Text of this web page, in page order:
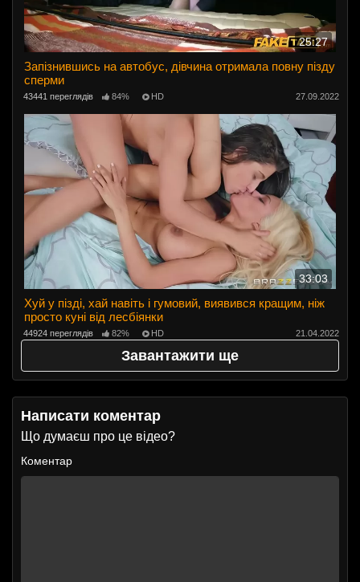
25:27
Запізнившись на автобус, дівчина отримала повну пізду
сперми
43441 переглядів 84% HD 27.09.2022
33:03
Хуй у пізді, хай навіть і гумовий, виявився кращим, ніж
просто куні від лесбіянки
44924 переглядів 82% HD 21.04.2022
Завантажити ще
Написати коментар
Що думаєш про це відео?
Коментар